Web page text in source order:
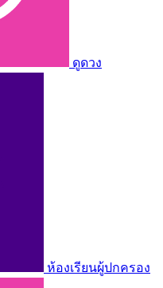
ดูดวง
ห้องเรียนผู้ปกครอง